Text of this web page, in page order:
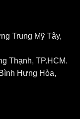
Trung Mỹ Tây,
Thạnh, TP.HCM.
Hưng Hòa,